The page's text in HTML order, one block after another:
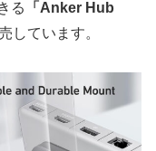
る
「Anker Hub
しています。